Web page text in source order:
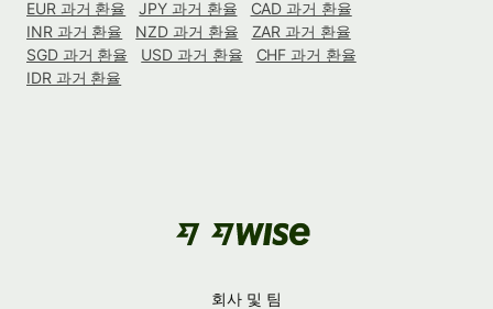
EUR 과거 환율
JPY 과거 환율
CAD 과거 환율
INR 과거 환율
NZD 과거 환율
ZAR 과거 환율
SGD 과거 환율
USD 과거 환율
CHF 과거 환율
IDR 과거 환율
회사 및 팀